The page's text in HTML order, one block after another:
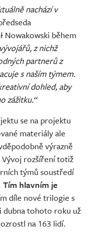
nachází v
Nowakowski během
z nichž
partnerů z
s naším týmem.
dohled, aby
zážitku.“
se na projektu
materiály ale
výrazně
Vývoj rozšíření totiž
týmů soustředí
Tím hlavním je
díle nové trilogie s
dubna tohoto roku už
na 163 lidí.